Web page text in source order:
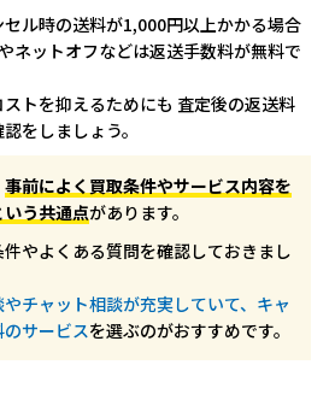
ル時の送料が1,000円以上かかる場合
ネットオフなどは返送手数料が無料で
トを抑えるためにも 査定後の返送料
をしましょう。
事前によく買取条件やサービス内容を
う共通点があります。
やよくある質問を確認しておきまし
チャット相談が充実していて、キャ
サービスを選ぶのがおすすめです。